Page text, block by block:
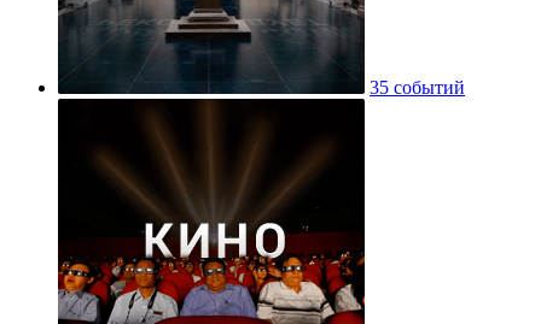
35 событий